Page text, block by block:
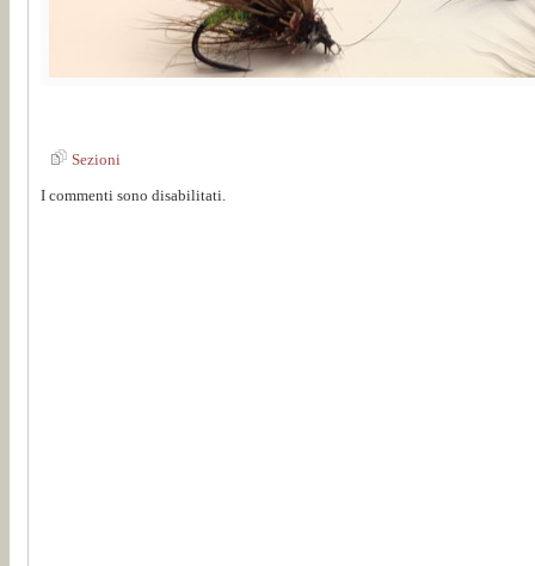
Sezioni
I commenti sono disabilitati.